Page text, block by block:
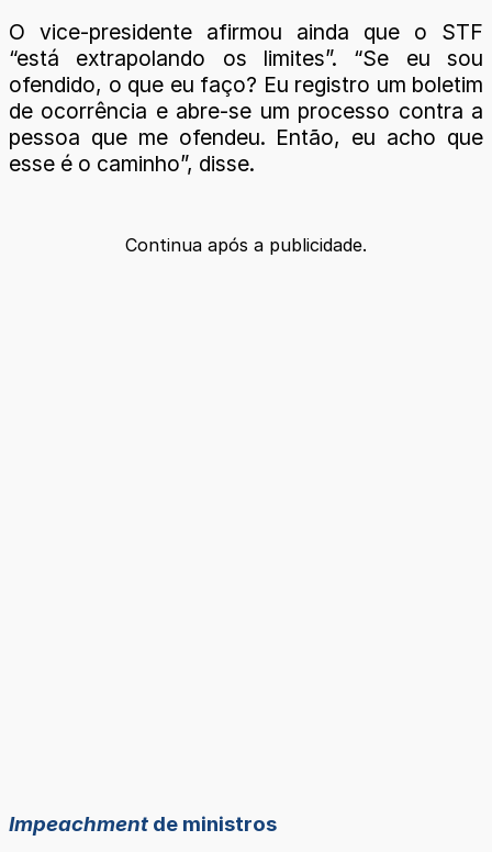
O vice-presidente afirmou ainda que o STF
“está extrapolando os limites”. “Se eu sou
ofendido, o que eu faço? Eu registro um boletim
de ocorrência e abre-se um processo contra a
pessoa que me ofendeu. Então, eu acho que
esse é o caminho”, disse.
Continua após a publicidade.
Impeachment de ministros